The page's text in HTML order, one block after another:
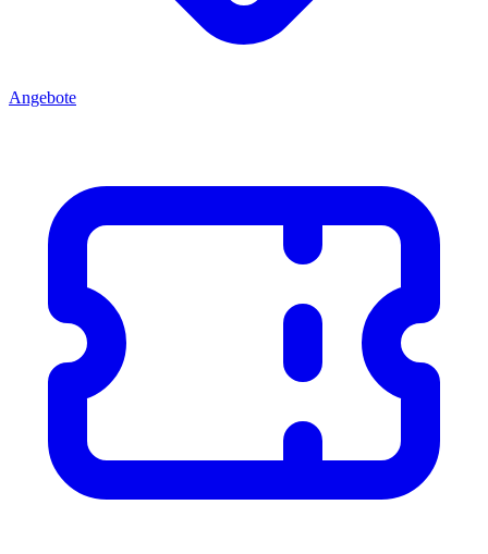
Angebote